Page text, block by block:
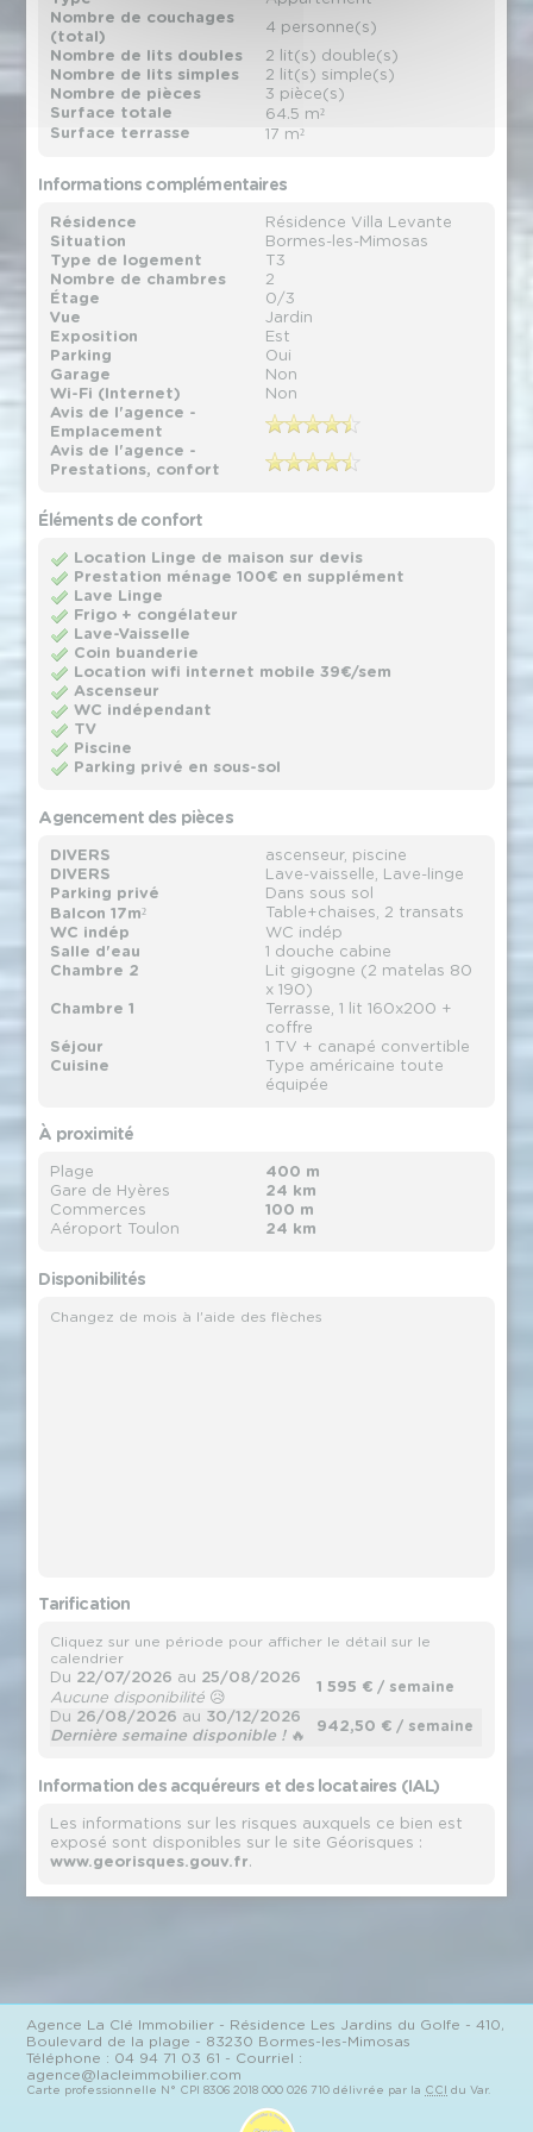
Nombre de couchages
(total)
4 personne(s)
Nombre de lits doubles
2 lit(s) double(s)
Nombre de lits simples
2 lit(s) simple(s)
Nombre de pièces
3 pièce(s)
Surface totale
64.5 m²
Surface terrasse
17 m²
Informations complémentaires
Résidence
Résidence Villa Levante
Situation
Bormes-les-Mimosas
Type de logement
T3
Nombre de chambres
2
Étage
0/3
Vue
Jardin
Exposition
Est
Parking
Oui
Garage
Non
Wi-Fi (Internet)
Non
Avis de l'agence -
Emplacement
Avis de l'agence -
Prestations, confort
Éléments de confort
Location Linge de maison sur devis
Prestation ménage 100€ en supplément
Lave Linge
Frigo + congélateur
Lave-Vaisselle
Coin buanderie
Location wifi internet mobile 39€/sem
Ascenseur
WC indépendant
TV
Piscine
Parking privé en sous-sol
Agencement des pièces
DIVERS
ascenseur, piscine
DIVERS
Lave-vaisselle, Lave-linge
Parking privé
Dans sous sol
Balcon 17m²
Table+chaises, 2 transats
WC indép
WC indép
Salle d'eau
1 douche cabine
Chambre 2
Lit gigogne (2 matelas 80
x 190)
Chambre 1
Terrasse, 1 lit 160x200 +
coffre
Séjour
1 TV + canapé convertible
Cuisine
Type américaine toute
équipée
À proximité
Plage
400 m
Gare de Hyères
24 km
Commerces
100 m
Aéroport Toulon
24 km
Disponibilités
Changez de mois à l'aide des flèches
Tarification
Cliquez sur une période pour afficher le détail sur le
calendrier
Du 22/07/2026 au 25/08/2026
Aucune disponibilité 😥
1 595 € / semaine
Du 26/08/2026 au 30/12/2026
Dernière semaine disponible !🔥
942,50 € / semaine
Information des acquéreurs et des locataires (IAL)
Les informations sur les risques auxquels ce bien est
exposé sont disponibles sur le site Géorisques :
www.georisques.gouv.fr.
Agence La Clé Immobilier - Résidence Les Jardins du Golfe - 410,
Boulevard de la plage - 83230 Bormes-les-Mimosas
Téléphone : 04 94 71 03 61 - Courriel :
agence@lacleimmobilier.com
Carte professionnelle N° CPI 8306 2018 000 026 710 délivrée par la CCI du Var.